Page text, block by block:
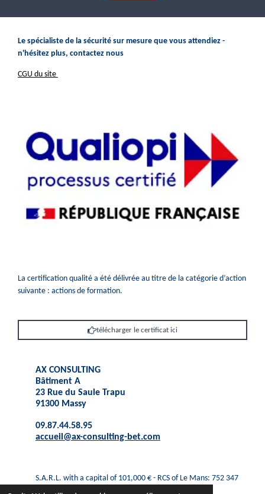
Le spécialiste de la sécurité sur mesure que vous attendiez -
n'hésitez plus, contactez nous
CGU du site
La certification qualité a été délivrée au titre de la catégorie d’action
suivante : actions de formation.
télécharger le certificat ici
AX CONSULTING
Bâtiment A
23 Rue du Saule Trapu
91300 Massy
09.87.44.58.95
accueil@ax-consulting-bet.com
S.A.R.L. with a capital of 101,000 € - RCS of Le Mans: 752 347